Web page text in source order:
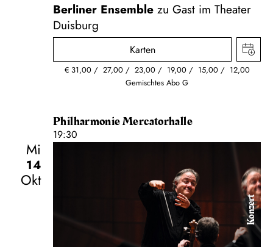
Berliner Ensemble zu Gast im Theater
Duisburg
Karten
€ 31,00 27,00 23,00 19,00 15,00
12,00
Gemischtes Abo G
Philharmonie Mercatorhalle
19:30
Mi
14
Okt
Konzert